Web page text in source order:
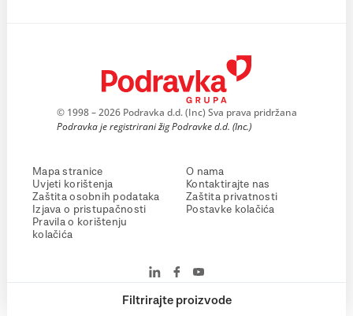
Filtrirajte proizvode
© 1998 – 2026 Podravka d.d. (Inc) Sva prava pridržana
Podravka je registrirani žig Podravke d.d. (Inc.)
Mapa stranice
Uvjeti korištenja
Zaštita osobnih podataka
Izjava o pristupačnosti
Pravila o korištenju
kolačića
O nama
Kontaktirajte nas
Zaštita privatnosti
Postavke kolačića